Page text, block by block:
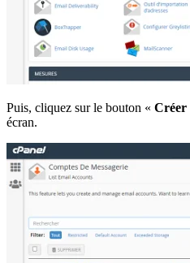
Puis, cliquez sur le bouton « Créer
écran.